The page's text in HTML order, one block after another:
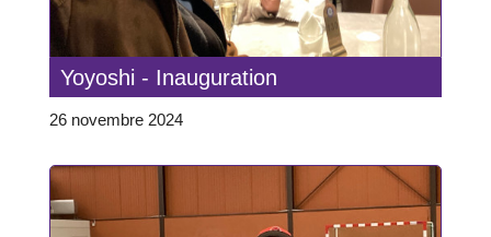
Yoyoshi - Inauguration
26 novembre 2024